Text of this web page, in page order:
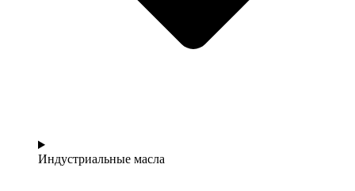
Индустриальные масла